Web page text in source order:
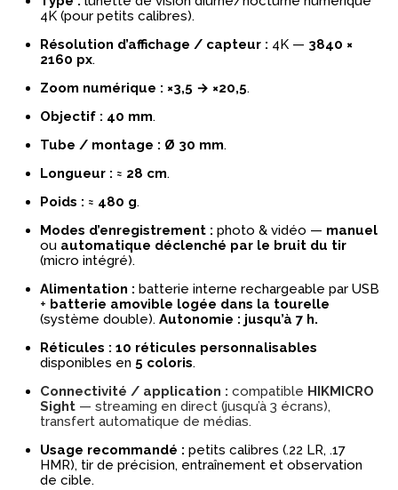
4K (pour petits calibres).
Résolution d’affichage / capteur : 4K — 3840 ×
2160 px.
Zoom numérique : ×3,5 → ×20,5.
Objectif : 40 mm.
Tube / montage : Ø 30 mm.
Longueur : ≈ 28 cm.
Poids : ≈ 480 g.
Modes d’enregistrement : photo & vidéo — manuel
ou automatique déclenché par le bruit du tir
(micro intégré).
Alimentation : batterie interne rechargeable par USB
+ batterie amovible logée dans la tourelle
(système double).Autonomie : jusqu’à 7 h.
Réticules : 10 réticules personnalisables
disponibles en 5 coloris.
Connectivité / application : compatible HIKMICRO
Sight — streaming en direct (jusqu’à 3 écrans),
transfert automatique de médias.
Usage recommandé : petits calibres (.22 LR, .17
HMR), tir de précision, entraînement et observation
de cible.